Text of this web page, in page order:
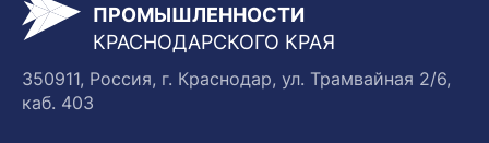
ПРОМЫШЛЕННОСТИ
КРАСНОДАРСКОГО КРАЯ
350911, Россия, г. Краснодар, ул. Трамвайная 2/6,
каб. 403